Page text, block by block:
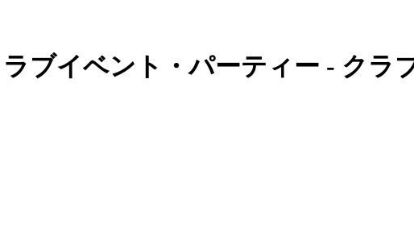
ブイベント・パーティー - クラ